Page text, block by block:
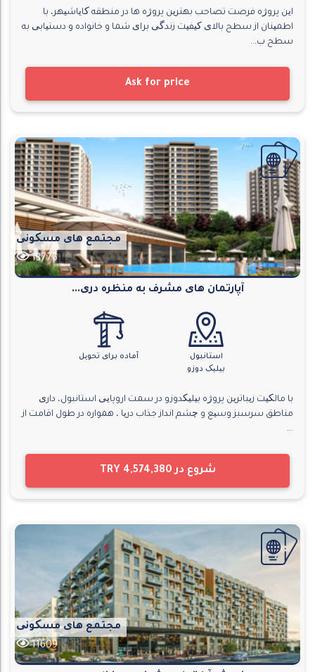
این پروژه فرصت تصاحب بهترین پروژه ها در منطقه کایاشیهر، با
اطمینان از سطح بالای کیفیت زندگی برای شما و خانواده و دستیابی به
سطح ب...
Ask for price
مجتمع های مسکونی
13776
آپارتمان های مشرف به منظره دری...
استانبول
بیلیک دوزو
آماده برای تحویل
با مالکیت زیباترین پروژه بیلیکدوزو در سمت اروپایی استانبول، داری
مناطق سرسبز وسیع و چشم انداز جذاب دریا ، همواره در طول اقامت از
...
شروع در TRY 4,574,380
مجتمع های مسکونی
11609